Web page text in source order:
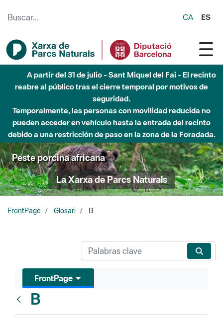
CA ES
A partir del 31 de julio - Sant Miquel del Fai - El recinto
reabre al público tras el cierre temporal por motivos de
seguridad.
Temporalmente, las personas con movilidad reducida no
pueden acceder en vehículo hasta la entrada del recinto
debido a una restricción de paso en la zona de la Foradada.
Peste porcina africana
La Xarxa de Parcs Naturals
FrontPage Glosari B
FrontPage
B